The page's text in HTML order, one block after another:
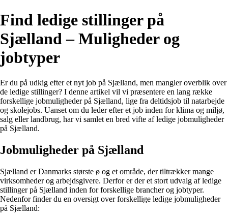
Find ledige stillinger på
Sjælland – Muligheder og
jobtyper
Er du på udkig efter et nyt job på Sjælland, men mangler overblik over
de ledige stillinger? I denne artikel vil vi præsentere en lang række
forskellige jobmuligheder på Sjælland, lige fra deltidsjob til natarbejde
og skolejobs. Uanset om du leder efter et job inden for klima og miljø,
salg eller landbrug, har vi samlet en bred vifte af ledige jobmuligheder
på Sjælland.
Jobmuligheder på Sjælland
Sjælland er Danmarks største ø og et område, der tiltrækker mange
virksomheder og arbejdsgivere. Derfor er der et stort udvalg af ledige
stillinger på Sjælland inden for forskellige brancher og jobtyper.
Nedenfor finder du en oversigt over forskellige ledige jobmuligheder
på Sjælland: